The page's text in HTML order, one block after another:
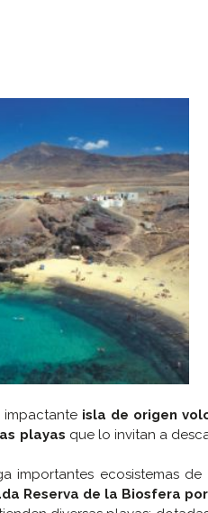
impactante isla de origen
playas que lo invitan a
importantes ecosistemas
Reserva de la Biosfera por